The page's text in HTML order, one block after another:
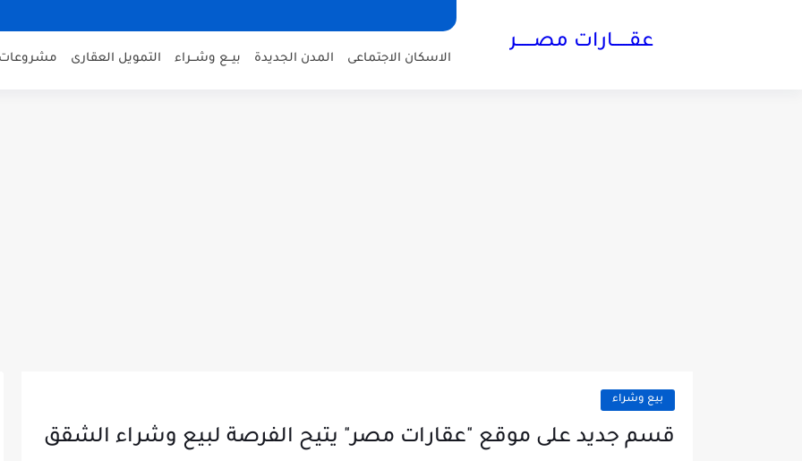
عقــــــارات مصــــــر
الاسكان الاجتماعى المدن الجديدة بيــع وشــراء التمويل العقارى مشروعات
بيع وشراء
قسم جديد على موقع "عقارات مصر" يتيح الفرصة لبيع وشراء الشقق